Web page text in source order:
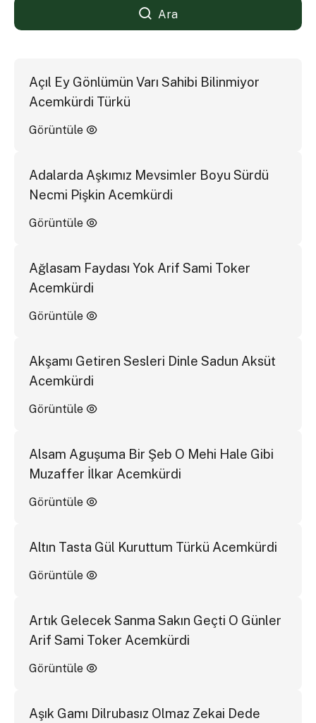
Ara
Açıl Ey Gönlümün Varı Sahibi Bilinmiyor
Acemkürdi Türkü
Görüntüle
Adalarda Aşkımız Mevsimler Boyu Sürdü
Necmi Pişkin Acemkürdi
Görüntüle
Ağlasam Faydası Yok Arif Sami Toker
Acemkürdi
Görüntüle
Akşamı Getiren Sesleri Dinle Sadun Aksüt
Acemkürdi
Görüntüle
Alsam Aguşuma Bir Şeb O Mehi Hale Gibi
Muzaffer İlkar Acemkürdi
Görüntüle
Altın Tasta Gül Kuruttum Türkü Acemkürdi
Görüntüle
Artık Gelecek Sanma Sakın Geçti O Günler
Arif Sami Toker Acemkürdi
Görüntüle
Aşık Gamı Dilrubasız Olmaz Zekai Dede